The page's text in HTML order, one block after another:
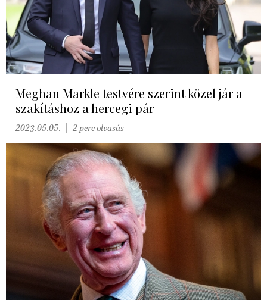
Meghan Markle testvére szerint közel jár a
szakításhoz a hercegi pár
2023.05.05. 2 perc olvasás